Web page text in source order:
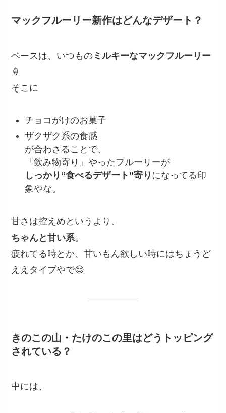
マックフルーリー新作はどんなデザート？
ベースは、いつもの ミルキーなマックフルーリー
🍦
そこに
チョコがけのお菓子
ザクザク系の食感
が合わさることで、
「飲み物寄り」やったフルーリーが
しっかり“食べるデザート”寄り になってる印
象やな。
甘さは控えめというより、
ちゃんと甘い系。
疲れてる時とか、甘いもん欲しい時にはちょうど
ええタイプやで😌
きのこの山・たけのこの里はどうトッピング
されている？
中には、